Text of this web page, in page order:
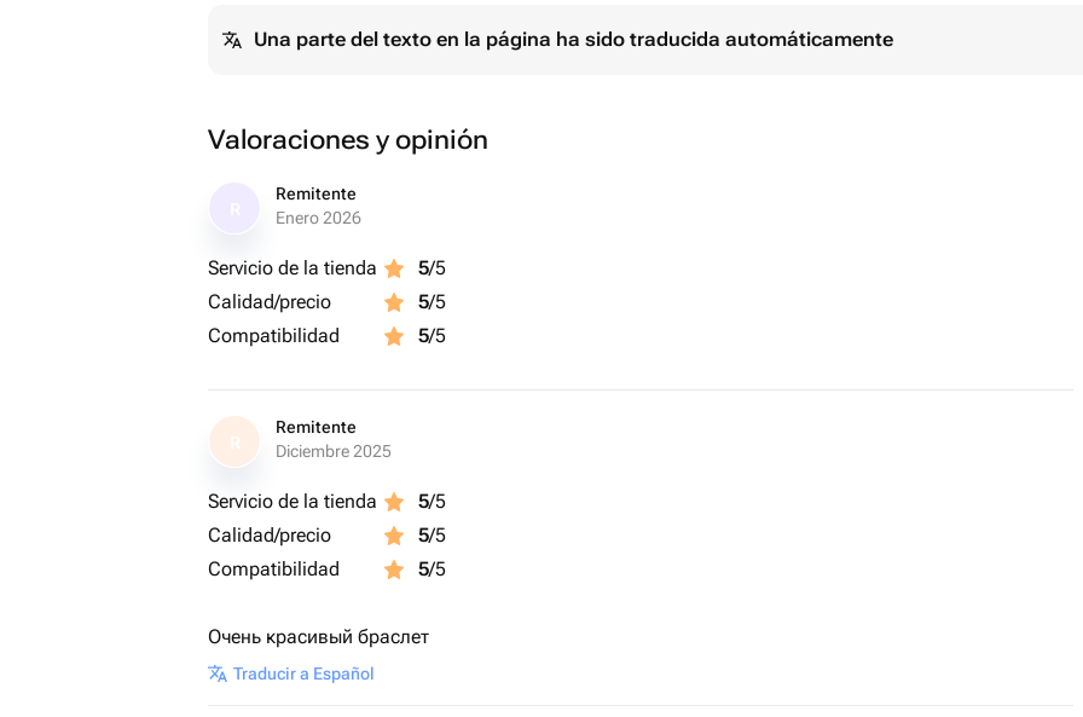
для остальных регионов
Una parte del texto en la página ha sido traducida automáticamente
Valoraciones y opinión
Remitente
Enero 2026
Servicio de la tienda 5/5
Calidad/precio
5/5
Compatibilidad
5/5
R
Remitente
Diciembre 2025
Servicio de la tienda 5/5
Calidad/precio
5/5
Compatibilidad
5/5
Очень красивый браслет
Traducir a Español